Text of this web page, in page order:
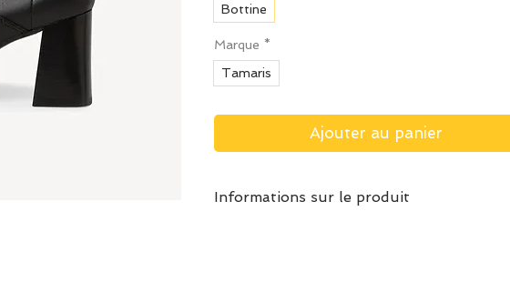
Bottine
Marque *
Tamaris
Ajouter au panier
Informations sur le produit